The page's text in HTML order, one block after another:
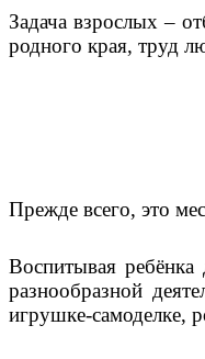
Задача взрослых –
родного края, труд
Прежде всего, это
Воспитывая
разнообразной
игрушке-самоделке,